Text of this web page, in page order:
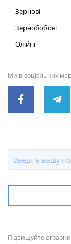
Зернові
Зернобобові
Олійні
Ми в соціальних
Підвищуйте